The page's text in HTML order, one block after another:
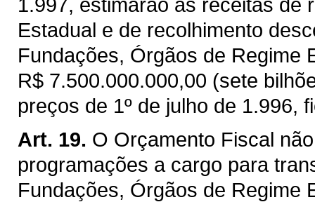
Estadual e de recolhimento
Fundações, Órgãos de Regime
R$ 7.500.000.000,00 (sete
preços de 1º de julho de 1.996,
Art. 19. O Orçamento Fiscal
programações a cargo para
Fundações, Órgãos de Regime